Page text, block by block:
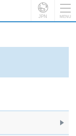
JPN